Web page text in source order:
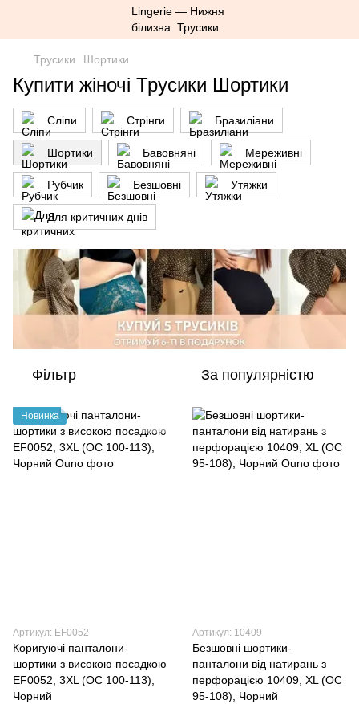
Трусики Шортики
Купити жіночі Трусики Шортики
Сліпи Стрінги Бразиліани
Шортики Бавовняні Мереживні
Рубчик Безшовні Утяжки
Для критичних днів
Фільтр За популярністю
Новинка
Артикул: EF0052
Коригуючі панталони-
шортики з високою посадкою
EF0052, 3XL (ОС 100-113),
Чорний
Артикул: 10409
Безшовні шортики-
панталони від натирань з
перфорацією 10409, XL (ОС
95-108), Чорний